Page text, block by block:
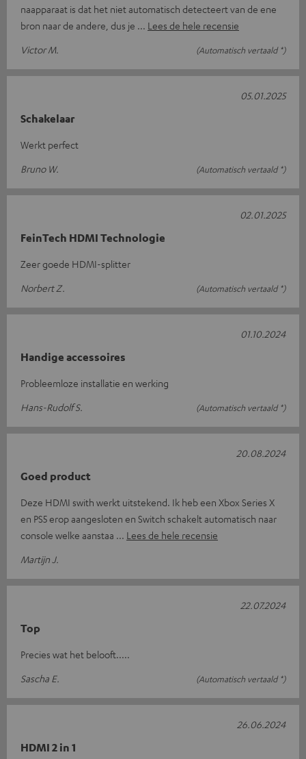
naapparaat is dat het niet automatisch detecteert van de ene
bron naar de andere, dus je
Lees de hele recensie
Victor M.
(Automatisch vertaald *)
Schakelaar
Werkt perfect
Bruno W.
(Automatisch vertaald *)
05.01.2025
FeinTech HDMI Technologie
Zeer goede HDMI-splitter
Norbert Z.
(Automatisch vertaald *)
02.01.2025
Handige accessoires
Probleemloze installatie en werking
Hans-Rudolf S.
(Automatisch vertaald *)
01.10.2024
Goed product
Deze HDMI swith werkt uitstekend. Ik heb een Xbox Series X
en PS5 erop aangesloten en Switch schakelt automatisch naar
console welke aanstaa
Lees de hele recensie
Martijn J.
20.08.2024
Top
Precies wat het belooft.....
Sascha E.
(Automatisch vertaald *)
22.07.2024
HDMI 2 in 1
26.06.2024